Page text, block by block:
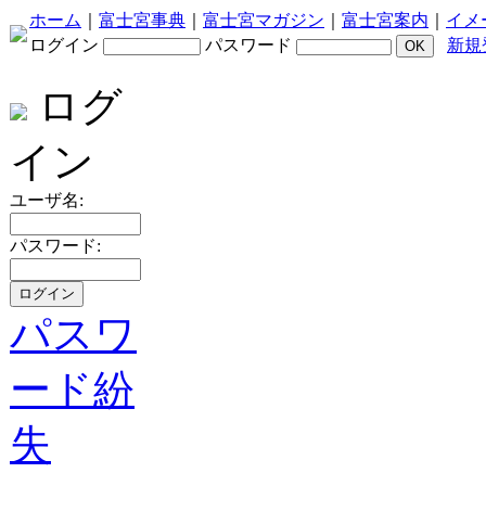
ホーム 富士宮事典 富士宮マガジン 富士宮案内
イメ
ログイン
パスワード 新規
ログ
イン
ユーザ名:
パスワード:
パスワ
ード紛
失